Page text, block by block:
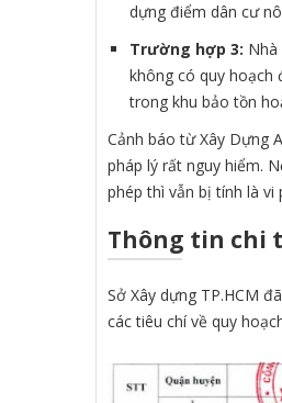
dựng điểm dân cư
Trường hợp 3:
không có quy hoạch
trong khu bảo tồn
Cảnh báo từ Xây Dựng
pháp lý rất nguy hiểm.
phép thì vẫn bị tính là vi
Thông tin chi
Sở Xây dựng TP.HCM
các tiêu chí về quy